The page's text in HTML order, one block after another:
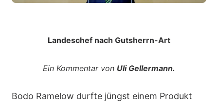
Landeschef nach Gutsherrn-Art
Ein Kommentar von Uli Gellermann.
Bodo Ramelow durfte jüngst einem Produkt